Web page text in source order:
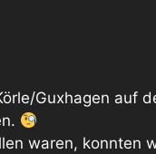
Guxhagen auf
waren, konnten